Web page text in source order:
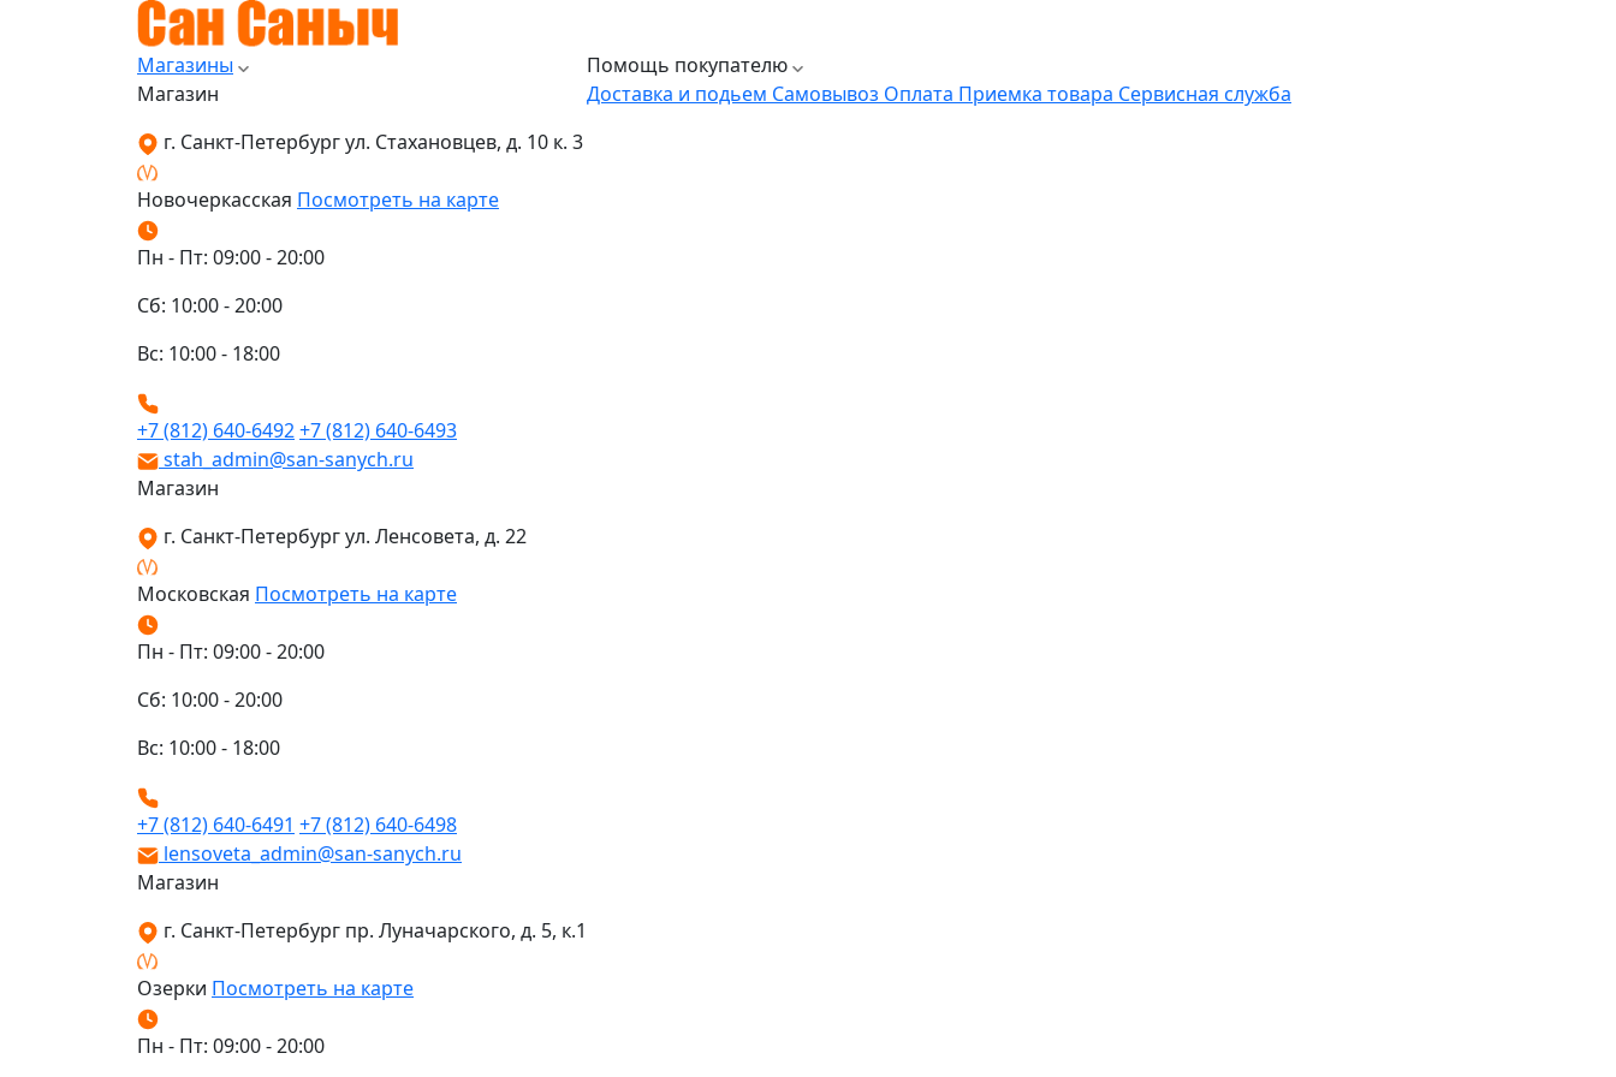
Магазины
Магазин
г. Санкт-Петербург ул. Стахановцев, д. 10 к. 3
Новочеркасская Посмотреть на карте
Пн - Пт: 09:00 - 20:00
Сб: 10:00 - 20:00
Вс: 10:00 - 18:00
+7 (812) 640-6492+7 (812) 640-6493
stah_admin@san-sanych.ru
Магазин
г. Санкт-Петербург ул. Ленсовета, д. 22
Московская Посмотреть на карте
Пн - Пт: 09:00 - 20:00
Сб: 10:00 - 20:00
Вс: 10:00 - 18:00
+7 (812) 640-6491 +7 (812) 640-6498
lensoveta_admin@san-sanych.ru
Магазин
г. Санкт-Петербург пр. Луначарского, д. 5, к.1
Озерки Посмотреть на карте
Пн - Пт: 09:00 - 20:00
Помощь покупателю
Доставка и подьем Самовывоз Оплата Приемка товара Сервисная служба